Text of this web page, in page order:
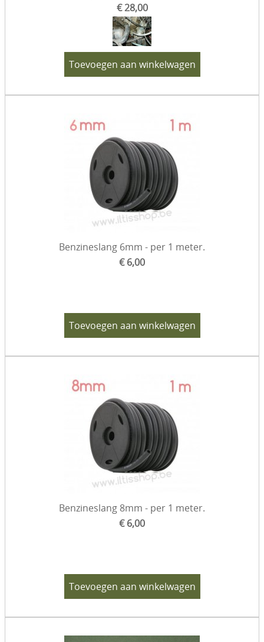
€ 28,00
Toevoegen aan winkelwagen
Benzineslang 6mm - per 1 meter.
€ 6,00
Toevoegen aan winkelwagen
Benzineslang 8mm - per 1 meter.
€ 6,00
Toevoegen aan winkelwagen